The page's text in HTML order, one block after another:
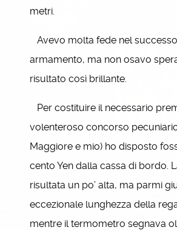
metri.
Avevo molta fede nel
armamento, ma non osavo
risultato così brillante.
Per costituire il necessario
volenteroso concorso
Maggiore e mio) ho disposto
cento Yen dalla cassa di bordo.
risultata un po’ alta, ma parmi
eccezionale lunghezza della
mentre il termometro segnava